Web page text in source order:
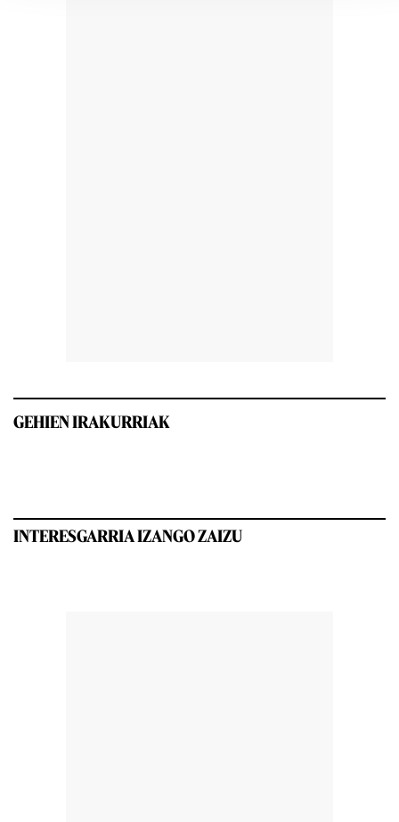
GEHIEN IRAKURRIAK
INTERESGARRIA IZANGO ZAIZU